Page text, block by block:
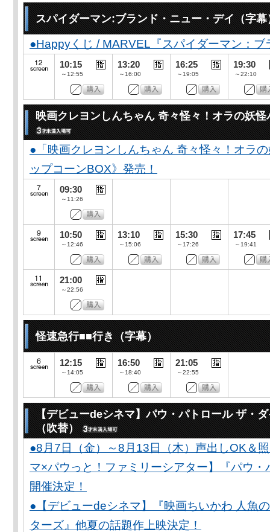
スパイダーマン:ブランド・ニュー・デイ（字幕
●Happyくじ / MARVEL『スパイダーマン：
10:15
～12:55
13:20
～16:00
16:25
～19:05
19:30
～22:10
映画クレヨンしんちゃん 奇々怪々！オラの妖怪
●「映画クレヨンしんちゃん 奇々怪々！オラ
ップコーンBOX》発売！
09:30
～11:26
10:50
～12:46
13:10
～15:06
15:30
～17:26
17:45
～19:41
21:00
～22:56
怪速急行■■行き（字幕）
12:15
～14:05
16:50
～18:40
21:05
～22:55
【デビューdeシネマ】パウ・パトロール ザ・
（吹替）
●8月7日（金）～8月13日（木）声出しOK＆
マ×パウっと！ファミリーシアター】『パウ
開催決定！
●【デビューdeシネマ】『映画ちいかわ 人魚
ターズ』他夏の話題作上映決定！